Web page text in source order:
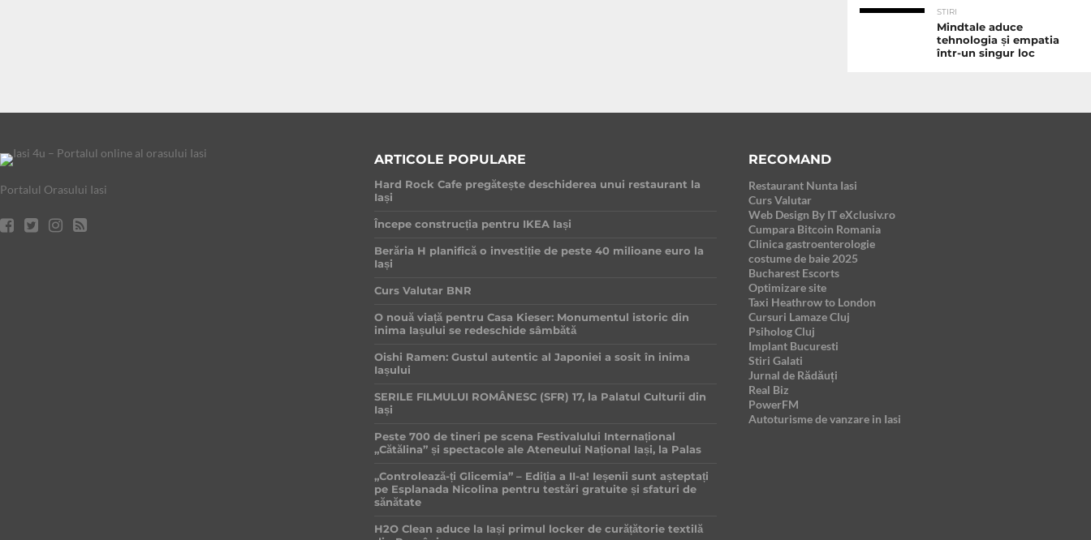
STIRI
Mindtale aduce
tehnologia și empatia
într-un singur loc
Portalul Orasului Iasi
ARTICOLE POPULARE
Hard Rock Cafe pregătește deschiderea unui restaurant la
Iași
Începe construcția pentru IKEA Iași
Berăria H planifică o investiție de peste 40 milioane euro la
Iași
Curs Valutar BNR
O nouă viață pentru Casa Kieser: Monumentul istoric din
inima Iașului se redeschide sâmbătă
Oishi Ramen: Gustul autentic al Japoniei a sosit în inima
Iașului
SERILE FILMULUI ROMÂNESC (SFR) 17, la Palatul Culturii din
Iași
Peste 700 de tineri pe scena Festivalului Internațional
„Cătălina” și spectacole ale Ateneului Național Iași, la Palas
„Controlează-ți Glicemia” – Ediția a II-a! Ieșenii sunt așteptați
pe Esplanada Nicolina pentru testări gratuite și sfaturi de
sănătate
H2O Clean aduce la Iași primul locker de curățătorie textilă
RECOMAND
Restaurant Nunta Iasi
Curs Valutar
Web Design By IT eXclusiv.ro
Cumpara Bitcoin Romania
Clinica gastroenterologie
costume de baie 2025
Bucharest Escorts
Optimizare site
Taxi Heathrow to London
Cursuri Lamaze Cluj
Psiholog Cluj
Implant Bucuresti
Stiri Galati
Jurnal de Rădăuți
Real Biz
PowerFM
Autoturisme de vanzare in Iasi